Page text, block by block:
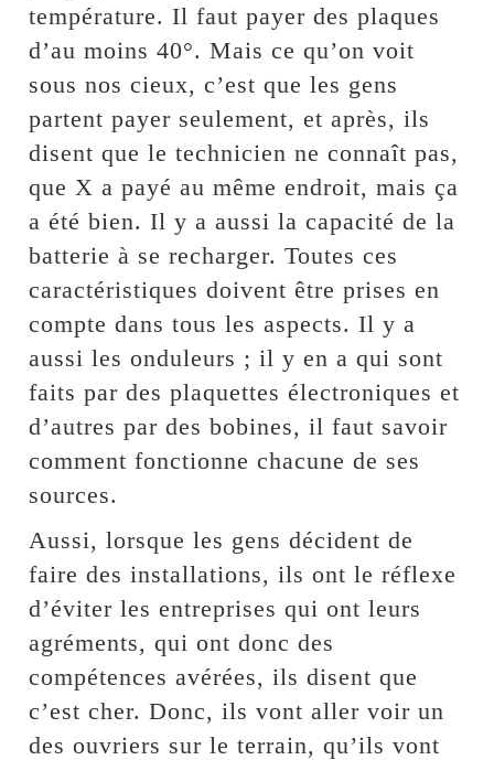
température. Il faut payer des plaques
d’au moins 40°. Mais ce qu’on voit
sous nos cieux, c’est que les gens
partent payer seulement, et après, ils
disent que le technicien ne connaît pas,
que X a payé au même endroit, mais ça
a été bien. Il y a aussi la capacité de la
batterie à se recharger. Toutes ces
caractéristiques doivent être prises en
compte dans tous les aspects. Il y a
aussi les onduleurs ; il y en a qui sont
faits par des plaquettes électroniques et
d’autres par des bobines, il faut savoir
comment fonctionne chacune de ses
sources.
Aussi, lorsque les gens décident de
faire des installations, ils ont le réflexe
d’éviter les entreprises qui ont leurs
agréments, qui ont donc des
compétences avérées, ils disent que
c’est cher. Donc, ils vont aller voir un
des ouvriers sur le terrain, qu’ils vont